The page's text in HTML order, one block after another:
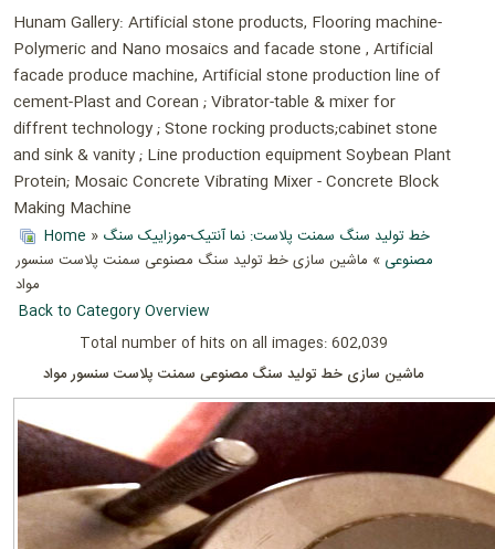
Hunam Gallery: Artificial stone products, Flooring machine-
Polymeric and Nano mosaics and facade stone , Artificial
facade produce machine, Artificial stone production line of
cement-Plast and Corean ; Vibrator-table & mixer for
diffrent technology ; Stone rocking products;cabinet stone
and sink & vanity ; Line production equipment Soybean Plant
Protein; Mosaic Concrete Vibrating Mixer - Concrete Block
Making Machine
Home » خط تولید سنگ سمنت پلاست: نما آنتیک-موزاییک سنگ
مصنوعی » ماشین سازی خط تولید سنگ مصنوعی سمنت پلاست سنسور
مواد
Back to Category Overview
Total number of hits on all images: 602,039
ماشین سازی خط تولید سنگ مصنوعی سمنت پلاست سنسور مواد